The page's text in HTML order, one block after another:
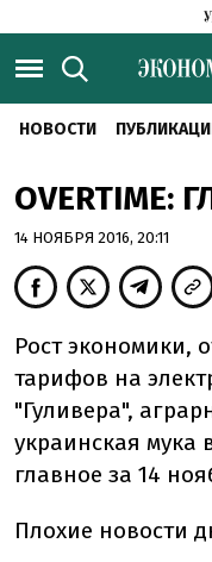
НОВОСТИ
OVERTIME:
14 НОЯБРЯ 2016, 20:11
Рост экономики,
тарифов на
"Гуливера",
украинская мука
главное за 14
Плохие новости